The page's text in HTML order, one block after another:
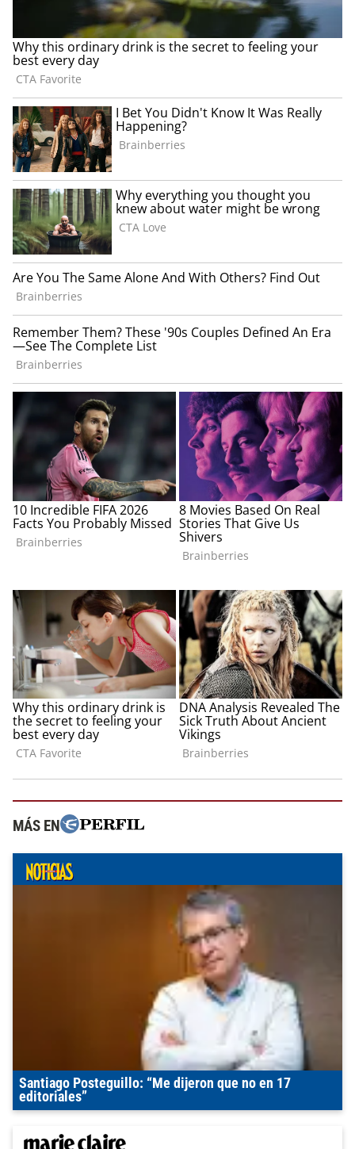
MÁS EN
Santiago Posteguillo: “Me dijeron que no en 17
editoriales”